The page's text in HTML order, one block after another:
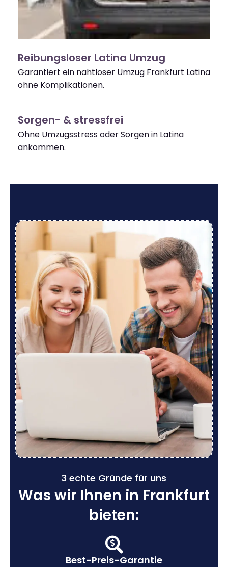
Reibungsloser Latina Umzug
Garantiert ein nahtloser Umzug Frankfurt Latina
ohne Komplikationen.
Sorgen- & stressfrei
Ohne Umzugsstress oder Sorgen in Latina
ankommen.
3 echte Gründe für uns
Was wir Ihnen in Frankfurt
bieten:
Best-Preis-Garantie